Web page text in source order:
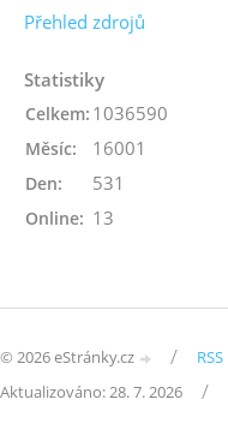
Přehled zdrojů
Statistiky
Online: 13
Celkem: 1036590
Měsíc: 16001
Den: 531
© 2026 eStránky.cz / RSS
Aktualizováno: 28. 7. 2026 /